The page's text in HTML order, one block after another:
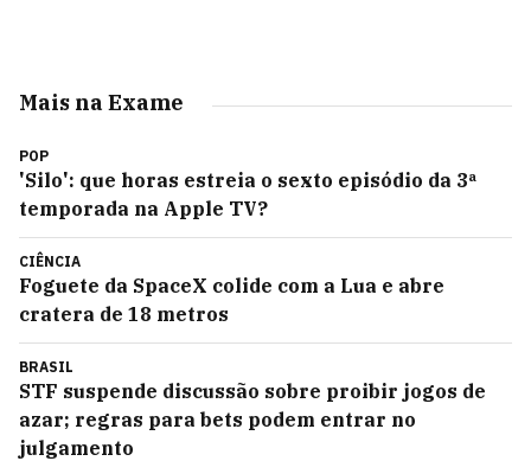
Mais na Exame
POP
'Silo': que horas estreia o sexto episódio da 3ª
temporada na Apple TV?
CIÊNCIA
Foguete da SpaceX colide com a Lua e abre
cratera de 18 metros
BRASIL
STF suspende discussão sobre proibir jogos de
azar; regras para bets podem entrar no
julgamento